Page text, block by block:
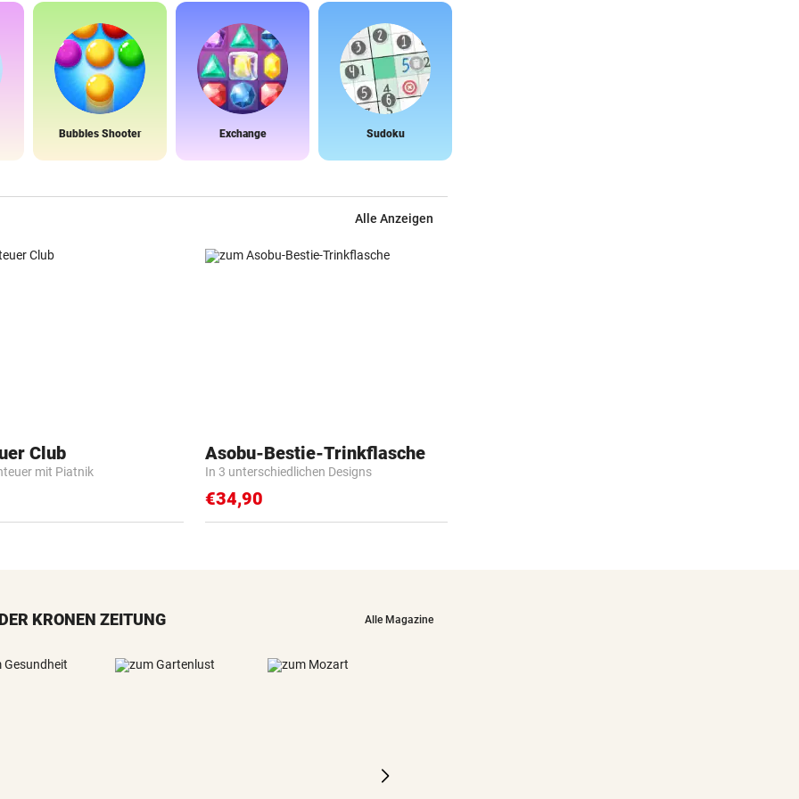
Bubbles Shooter Exchange Sudoku
Alle Anzeigen
Club
mit Piatnik
Asobu-Bestie-Trinkflasche
In 3 unterschiedlichen Designs
€34,90
KRONEN ZEITUNG Alle Magazine